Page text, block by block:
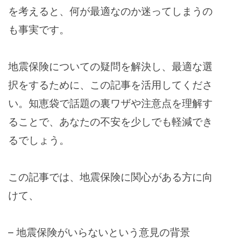
を考えると、何が最適なのか迷ってしまうの
も事実です。
地震保険についての疑問を解決し、最適な選
択をするために、この記事を活用してくださ
い。知恵袋で話題の裏ワザや注意点を理解す
ることで、あなたの不安を少しでも軽減でき
るでしょう。
この記事では、地震保険に関心がある方に向
けて、
– 地震保険がいらないという意見の背景